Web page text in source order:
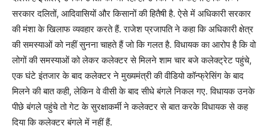
सरकार दलितों, आदिवासियों और किसानों की हितैषी है. ऐसे में अधिकारी सरकार
की मंशा के खिलाफ व्यवहार करते हैं. राजेश प्रजापति ने कहा कि अधिकारी क्षेत्र
की समस्याओं को नहीं सुनना चाहते हैं जो कि गलत है. विधायक का आरोप है कि वो
लोगों की समस्याओं को लेकर कलेक्टर से मिलने शाम चार बजे कलेक्ट्रेट पहुंचे,
एक घंटे इंतजार के बाद कलेक्टर ने मुख्यमंत्री की वीडियो कॉन्फ्रेसिंग के बाद
मिलने की बात कही, लेकिन वे वीसी के बाद सीधे बंगले निकल गए. विधायक उनके
पीछे बंगले पहुंचे तो गेट के सुरक्षाकर्मी ने कलेक्टर से बात करके विधायक से कह
दिया कि कलेक्टर बंगले में नहीं हैं.